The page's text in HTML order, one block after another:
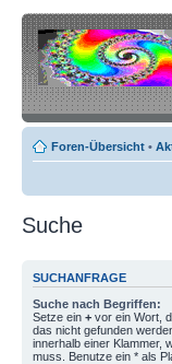
Foren-Übersicht •
Suche
SUCHANFRAGE
Suche nach Begriffen:
Setze ein + vor ein Wort,
das nicht gefunden
innerhalb einer Klammer,
muss. Benutze ein * als